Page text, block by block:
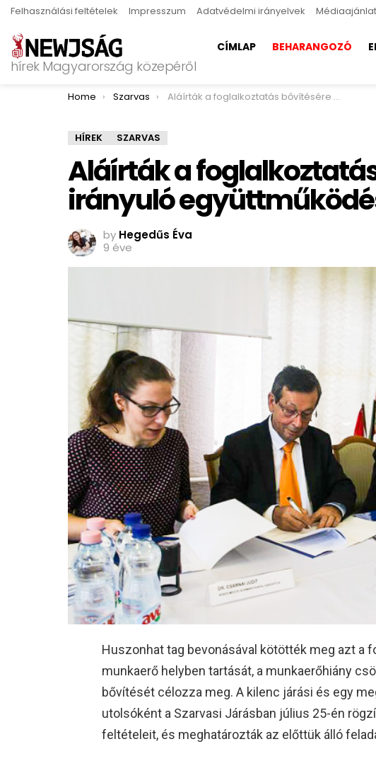
Felhasználási feltételek Impresszum Adatvédelmi irányelvek Médiaajánlat
hírek Magyarország közepéről
CÍMLAP BEHARANGOZÓ
You are here:
Home Szarvas Aláírták a foglalkoztatás bővítésére irányuló együttműködést
HÍREK SZARVAS
Aláírták a
irányuló
by Hegedűs Éva
9 éve
Huszonhat tag bevonásával kötötték meg azt a
munkaerő helyben tartását, a munkaerőhiány
bővítését célozza meg. A kilenc járási és egy
utolsóként a Szarvasi Járásban július 25-én
feltételeit, és meghatározták az előttük álló